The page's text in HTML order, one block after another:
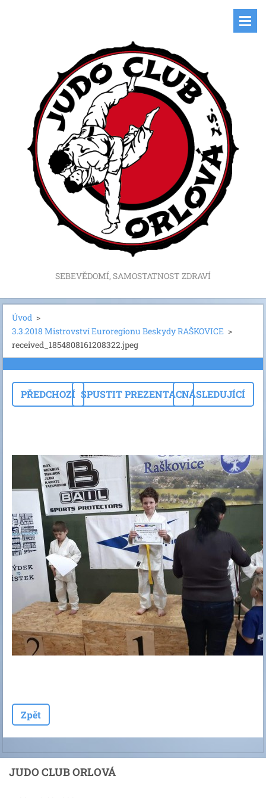
SEBEVĚDOMÍ, SAMOSTATNOST ZDRAVÍ
Úvod >
3.3.2018 Mistrovství Euroregionu Beskydy RAŠKOVICE >
received_1854808161208322.jpeg
PŘEDCHOZÍ SPUSTIT PREZENTACINÁSLEDUJÍCÍ
Zpět
JUDO CLUB ORLOVÁ